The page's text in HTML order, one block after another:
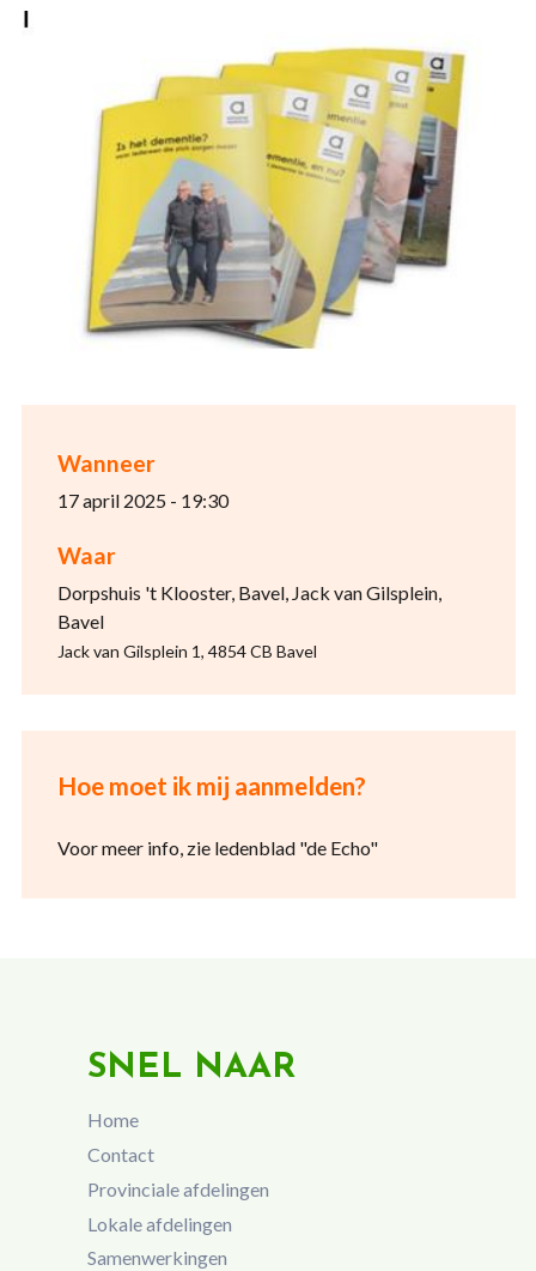
Wanneer
17 april 2025 - 19:30
Waar
Dorpshuis 't Klooster, Bavel, Jack van Gilsplein,
Bavel
Jack van Gilsplein 1, 4854 CB Bavel
Hoe moet ik mij aanmelden?
Voor meer info, zie ledenblad "de Echo"
SNEL NAAR
Home
Contact
Provinciale afdelingen
Lokale afdelingen
Samenwerkingen